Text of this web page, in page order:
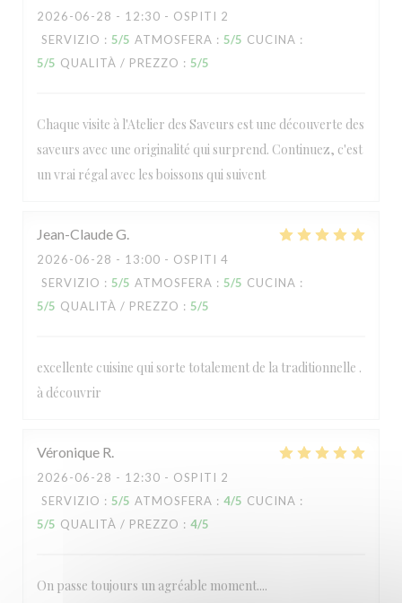
2026-06-28 - 12:30 - OSPITI 2
SERVIZIO : 5/5 ATMOSFERA : 5/5 CUCINA :
5/5 QUALITÀ / PREZZO : 5/5
Chaque visite à l'Atelier des Saveurs est une découverte des
saveurs avec une originalité qui surprend. Continuez, c'est
un vrai régal avec les boissons qui suivent
Jean-ClaudeG
2026-06-28 - 13:00 - OSPITI 4
SERVIZIO : 5/5 ATMOSFERA : 5/5 CUCINA :
5/5 QUALITÀ / PREZZO : 5/5
excellente cuisine qui sorte totalement de la traditionnelle .
à découvrir
Véronique R
2026-06-28 - 12:30 - OSPITI 2
SERVIZIO : 5/5 ATMOSFERA : 4/5 CUCINA :
5/5 QUALITÀ / PREZZO : 4/5
On passe toujours un agréable moment....